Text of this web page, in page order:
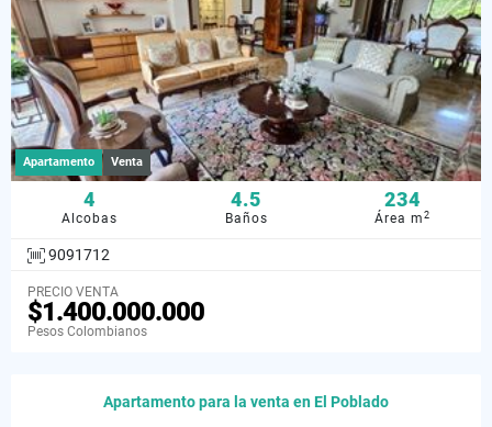
Apartamento Venta
4
Alcobas
4.5
Baños
234
Área m2
9091712
PRECIO VENTA
$1.400.000.000
Pesos Colombianos
Apartamento para la venta en El Poblado